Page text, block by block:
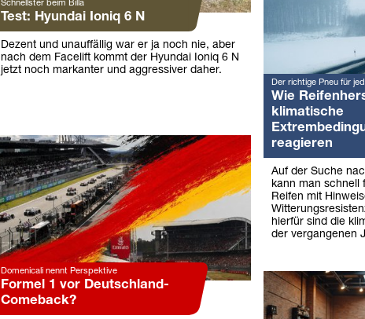
Schnellster beim Billa
Test: Hyundai Ioniq 6 N
Dezent und unauffällig war er ja noch nie, aber
nach dem Facelift kommt der Hyundai Ioniq 6 N
jetzt noch markanter und aggressiver daher.
Domenicali nennt Perspektive
Formel 1 vor Deutschland-
Comeback?
Der richtige Pneu für
Wie
klimatische
reagieren
Auf der Suche
kann man schnell
Reifen mit
hierfür sind die
der vergangenen